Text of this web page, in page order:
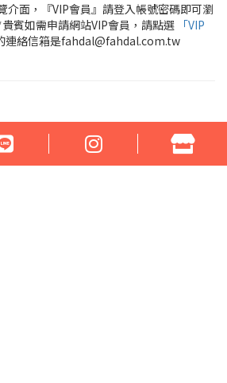
介面，『VIP會員』請登入帳號密碼即可瀏
賓如需申請網站VIP會員，請點選 「VIP
連絡信箱是fahdal@fahdal.com.tw
易有限公司